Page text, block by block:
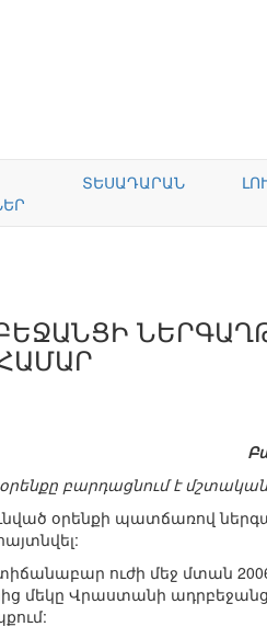
ՏԵՍԱԴԱՐԱՆ
բարդացնում է
օրենքի պատճառով
ուժի մեջ մտան
մեկը Վրաստանի